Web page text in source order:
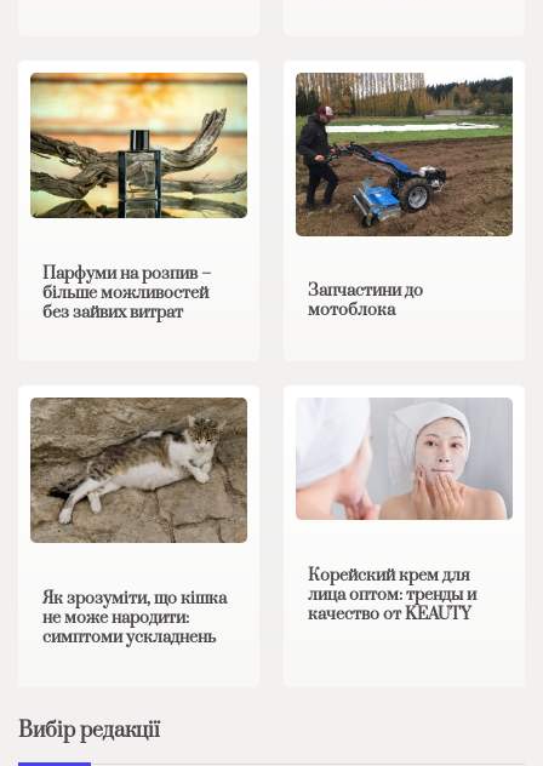
Парфуми на розпив –
більше можливостей
без зайвих витрат
Запчастини до
мотоблока
Як зрозуміти, що кішка
не може народити:
симптоми ускладнень
Корейский крем для
лица оптом: тренды и
качество от KEAUTY
Вибір редакції